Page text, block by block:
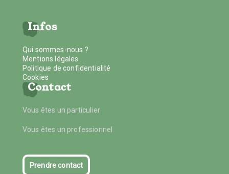
Infos
Qui sommes-nous ?
Mentions légales
Politique de confidentialité
Cookies
Contact
Vous êtes un particulier
Vous êtes un professionnel
Prendre contact